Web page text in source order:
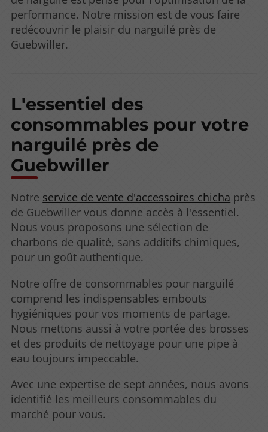
performance. Notre mission est de vous faire
redécouvrir le plaisir du narguilé près de
Guebwiller.
L'essentiel des
consommables pour votre
narguilé près de
Guebwiller
Notre service de vente d'accessoires chicha près
de Guebwiller vous donne accès à l'essentiel.
Nous vous proposons une sélection de
charbons de qualité, sans additifs chimiques,
pour un goût authentique.
Notre offre de consommables pour narguilé
comprend les indispensables embouts
hygiéniques pour vos moments de partage.
Nous mettons aussi à votre portée des brosses
et des produits de nettoyage pour une pipe à
eau toujours impeccable.
Avec une expertise de sept années, nous avons
identifié les meilleurs consommables du
marché pour vous.